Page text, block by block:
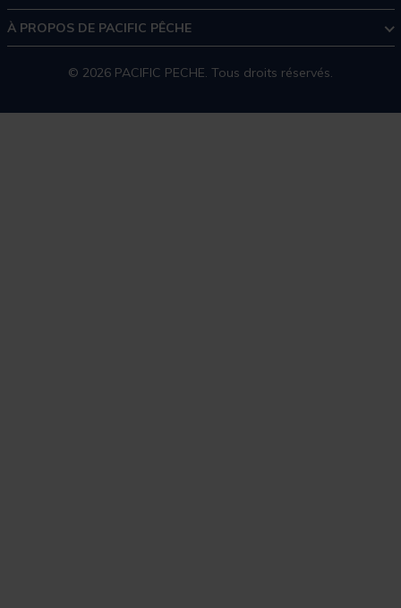
À PROPOS DE PACIFIC PÊCHE
© 2026 PACIFIC PECHE. Tous droits réservés.